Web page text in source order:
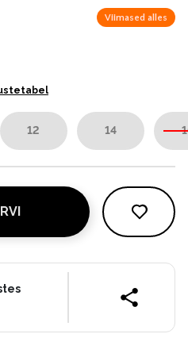
Viimased alles
12 14